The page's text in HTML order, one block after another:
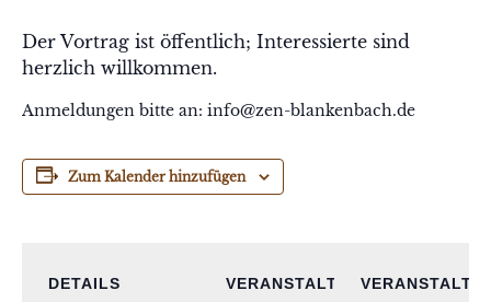
Der Vortrag ist öffentlich; Interessierte sind
herzlich willkommen.
Anmeldungen bitte an: info@zen-blankenbach.de
Zum Kalender hinzufügen
DETAILS VERANSTALTER